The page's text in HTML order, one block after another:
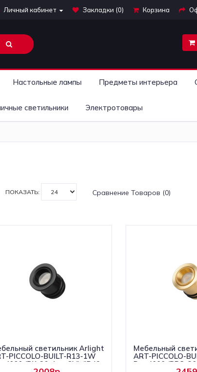
Личный кабинет Закладки (0) Корзина
Настольные лампы Предметы интерьера
светильники Электротовары
ПОКАЗАТЬ: Сравнение Товаров (0)
светильник Arlight
PICCOLO-BUILT-R13-1W
(BK, 30 deg, 3V) (IP40
Мебельный
ART-PICCOLO-
Day4000 (BRS,